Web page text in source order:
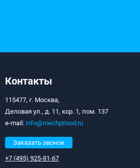
Контакты
115477, г. Москва,
Деловая ул., д. 11, кор. 1, пом. 137
e-mail: info@mechprivod.ru
Заказать звонок
+7 (495) 925-81-67